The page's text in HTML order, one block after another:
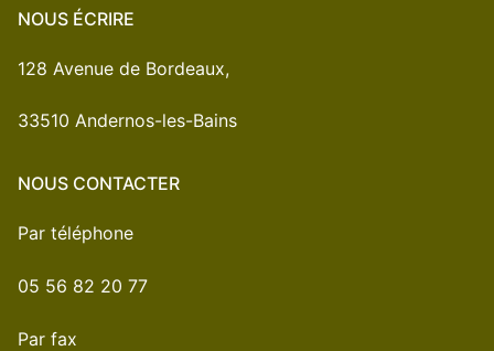
NOUS ÉCRIRE
128 Avenue de Bordeaux,
33510 Andernos-les-Bains
NOUS CONTACTER
Par téléphone
05 56 82 20 77
Par fax